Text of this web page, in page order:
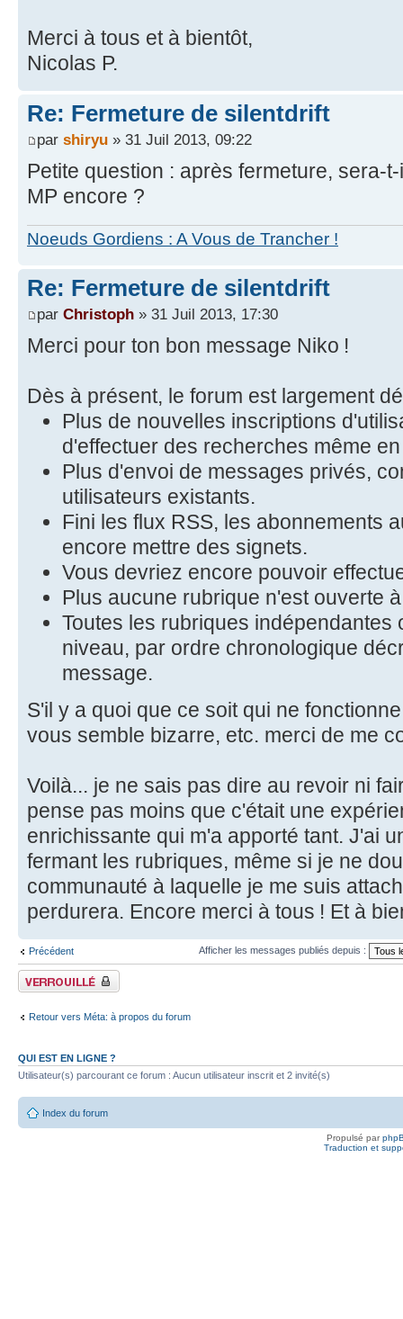
Merci à tous et à bientôt,
Nicolas P.
Re: Fermeture de silentdrift
par shiryu » 31 Juil 2013, 09:22
Petite question : après fermeture, sera-
MP encore ?
Noeuds Gordiens : A Vous de Trancher !
Re: Fermeture de silentdrift
par Christoph » 31 Juil 2013, 17:30
Merci pour ton bon message Niko !
Dès à présent, le forum est largement
Plus de nouvelles inscriptions
d'effectuer des recherches même
Plus d'envoi de messages privés,
utilisateurs existants.
Fini les flux RSS, les abonnements
encore mettre des signets.
Vous devriez encore pouvoir
Plus aucune rubrique n'est ouverte
Toutes les rubriques indépendantes
niveau, par ordre chronologique
message.
S'il y a quoi que ce soit qui ne
vous semble bizarre, etc. merci de me
Voilà... je ne sais pas dire au revoir ni
pense pas moins que c'était une
enrichissante qui m'a apporté tant. J'ai
fermant les rubriques, même si je ne
communauté à laquelle je me suis
perdurera. Encore merci à tous ! Et à
Précédent Afficher les messages publiés depuis :
Fil verrouillé
Retour vers Méta: à propos du forum
QUI EST EN LIGNE ?
Utilisateur(s) parcourant ce forum : Aucun utilisateur inscrit et 2 invité(s)
Index du forum
Propulsé par
Traduction et